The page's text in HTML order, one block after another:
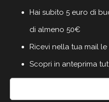
Hai subito 5 euro di
di almeno 50€
Ricevi nella tua mail
Scopri in anteprima